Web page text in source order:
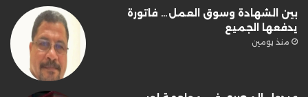
بين الشهادة وسوق العمل… فاتورة
يدفعها الجميع
منذ يومين